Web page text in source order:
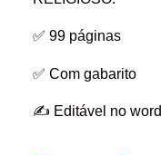
✅ 99 páginas
✅ Com gabarito
✍ Editável no word